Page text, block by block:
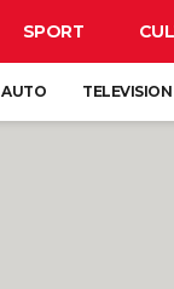
SPORT
AUTO TELEVISION